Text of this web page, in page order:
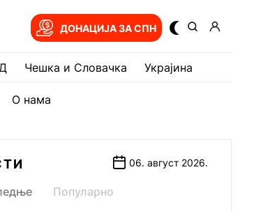
ДОНАЦИЈА ЗА СПН
Чешка и Словачка Украјина
О нама
06. август 2026.
Популарно